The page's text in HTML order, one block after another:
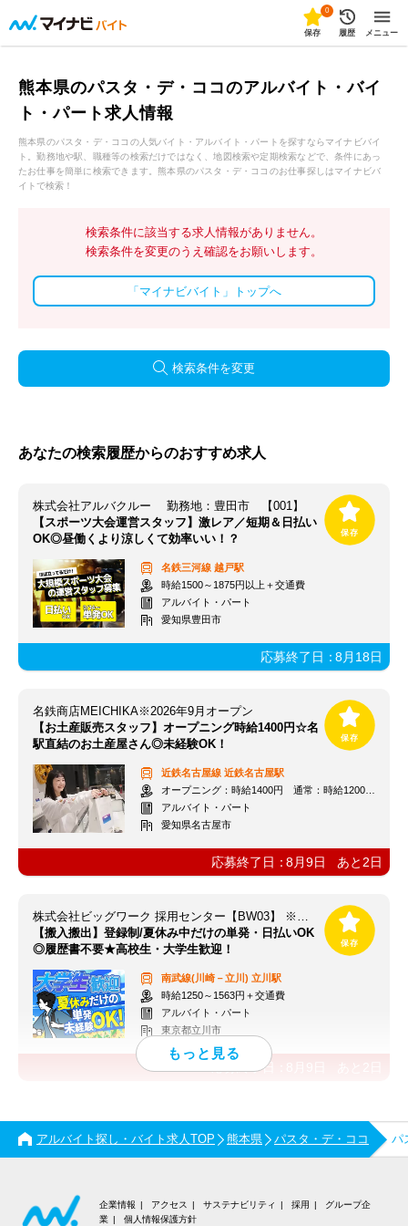
0
保存 履歴 メニュー
熊本県のパスタ・デ・ココのアルバイト・バイ
ト・パート求人情報
熊本県のパスタ・デ・ココの人気バイト・アルバイト・パートを探すならマイナビバイ
ト。勤務地や駅、職種等の検索だけではなく、地図検索や定期検索などで、条件にあっ
たお仕事を簡単に検索できます。熊本県のパスタ・デ・ココのお仕事探しはマイナビバ
イトで検索！
検索条件に該当する求人情報がありません。
検索条件を変更のうえ確認をお願いします。
「マイナビバイト」トップへ
検索条件を変更
あなたの検索履歴からのおすすめ求人
株式会社アルバクルー 勤務地：豊田市 【001】
【スポーツ大会運営スタッフ】激レア／短期＆日払い
OK◎昼働くより涼しくて効率いい！？
名鉄三河線 越戸駅
時給1500～1875円以上＋交通費
アルバイト・パート
愛知県豊田市
応募終了日：8月18日
名鉄商店MEICHIKA※2026年9月オープン
【お土産販売スタッフ】オープニング時給1400円☆名
駅直結のお土産屋さん◎未経験OK！
近鉄名古屋線 近鉄名古屋駅
オープニング：時給1400円 通常：時給1200円～＋交通費全額支給
アルバイト・パート
愛知県名古屋市
応募終了日：8月9日 あと 2日
株式会社ビッグワーク 採用センター【BW03】 ※立川エリア
【搬入搬出】登録制/夏休み中だけの単発・日払いOK
◎履歴書不要★高校生・大学生歓迎！
南武線(川崎－立川) 立川駅
時給1250～1563円＋交通費
アルバイト・パート
東京都立川市
応募終了日：
アルバイト探し・バイト求人TOP 熊本県 パスタ・デ・ココ パ
企業情報 アクセス サステナビリティ 採用
グループ企
業
個人情報保護方針